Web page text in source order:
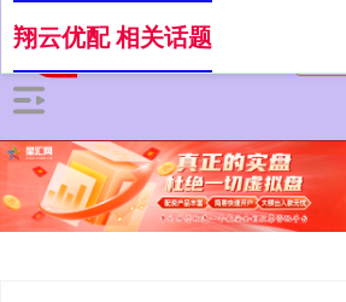
翔云优配 相关话题